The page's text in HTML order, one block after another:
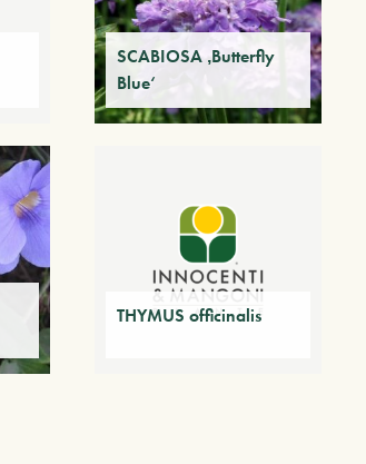
SCABIOSA ‚Butterfly
Blue‘
THYMUS officinalis